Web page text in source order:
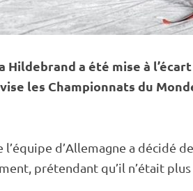
Hildebrand a été mise à
les Championnats du
d’Allemagne a décidé
prétendant qu’il n’était